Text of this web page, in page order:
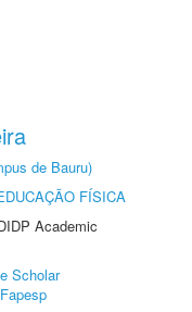
de Bauru)
FÍSICA
Academic
Scholar
Fapesp